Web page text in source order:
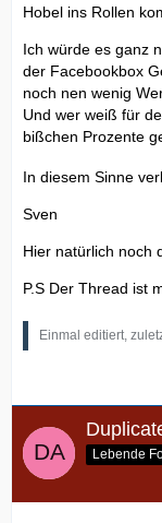
Hobel ins Rollen
Ich würde es ganz
der Facebookbox
noch nen wenig
Und wer weiß für
bißchen Prozente
In diesem Sinne
Sven
Hier natürlich noch
P.S Der Thread ist
Einmal editiert,
Lebende